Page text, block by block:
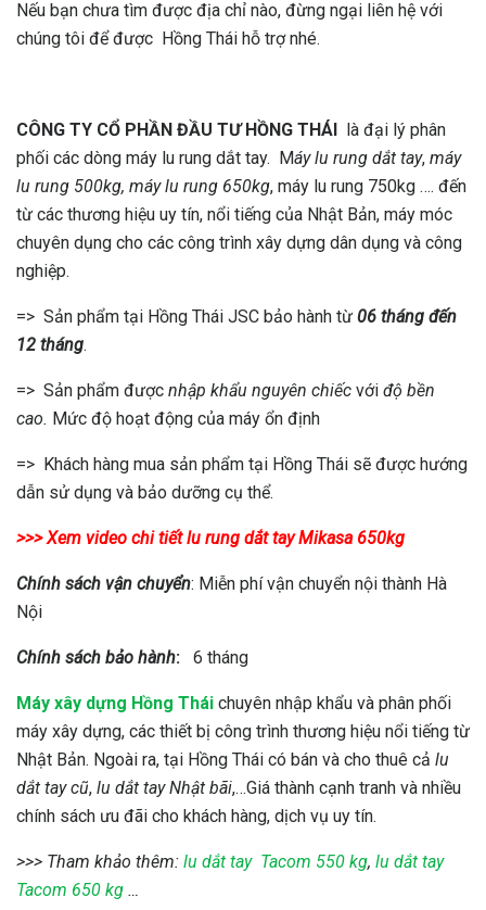
Nếu bạn chưa tìm được địa chỉ nào, đừng ngại liên hệ với
chúng tôi để được Hồng Thái hỗ trợ nhé.
CÔNG TY CỔ PHẦN ĐẦU TƯ HỒNG THÁI
là đại lý phân
phối các dòng máy lu rung dắt tay. Máy lu rung dắt tay, máy
lu rung 500kg, máy lu rung 650kg, máy lu rung 750kg …. đến
từ các thương hiệu uy tín, nổi tiếng của Nhật Bản, máy móc
chuyên dụng cho các công trình xây dựng dân dụng và công
nghiệp.
=> Sản phẩm tại Hồng Thái JSC bảo hành từ 06 tháng đến
12 tháng.
=> Sản phẩm được nhập khẩu nguyên chiếc với độ bền
cao. Mức độ hoạt động của máy ổn định
=> Khách hàng mua sản phẩm tại Hồng Thái sẽ được hướng
dẫn sử dụng và bảo dưỡng cụ thể.
>>> Xem video chi tiết lu rung dắt tay Mikasa 650kg
Chính sách vận chuyển: Miễn phí vận chuyển nội thành Hà
Nội
Chính sách bảo hành: 6 tháng
Máy xây dựng Hồng Thái chuyên nhập khẩu và phân phối
máy xây dựng, các thiết bị công trình thương hiệu nổi tiếng từ
Nhật Bản. Ngoài ra, tại Hồng Thái có bán và cho thuê cả lu
dắt tay cũ, lu dắt tay Nhật bãi,…Giá thành cạnh tranh và nhiều
chính sách ưu đãi cho khách hàng, dịch vụ uy tín.
>>> Tham khảo thêm: lu dắt tay Tacom 550 kg, lu dắt tay
Tacom 650 kg …